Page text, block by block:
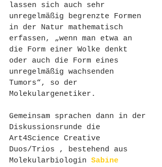
lassen sich auch sehr
unregelmäßig begrenzte Formen
in der Natur mathematisch
erfassen, „wenn man etwa an
die Form einer Wolke denkt
oder auch die Form eines
unregelmäßig wachsenden
Tumors“, so der
Molekulargenetiker.
Gemeinsam sprachen dann in der
Diskussionsrunde die
Art4Science Creative
Duos/Trios , bestehend aus
Molekularbiologin Sabine